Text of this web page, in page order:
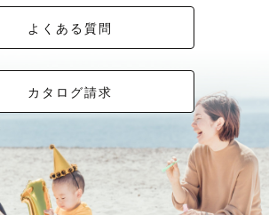
よくある質問
カタログ請求